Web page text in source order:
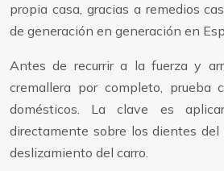
propia casa, gracias a remedios
de generación en generación en
Antes de recurrir a la fuerza y
cremallera por completo, prueba
domésticos. La clave es
directamente sobre los dientes
deslizamiento del carro.